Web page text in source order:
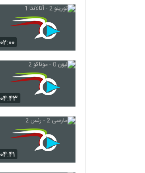
۰۲:۰۰
۰۴:۴۳
۰۴:۴۱